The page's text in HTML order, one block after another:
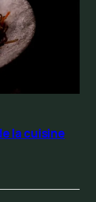
la cuisine